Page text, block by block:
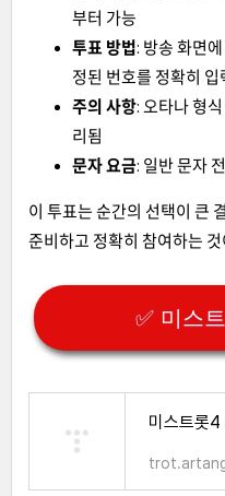
부터 가능
투표 방법: 방송 화면
정된 번호를 정확히 입
주의 사항: 오타나 형
리됨
문자 요금: 일반 문자
이 투표는 순간의 선택이 큰
준비하고 정확히 참여하는
✅ 미스
미스트롯